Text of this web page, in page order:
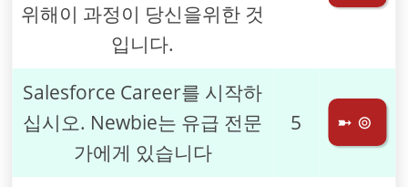
위해이 과정이 당신을위한 것
입니다.
Salesforce Career를 시작하
십시오. Newbie는 유급 전문
가에게 있습니다
5 ➼ ⊚